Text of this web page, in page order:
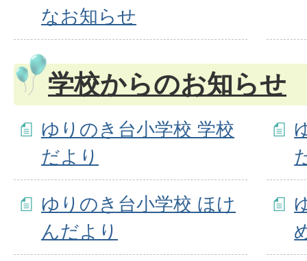
なお知らせ
学校からのお知らせ
ゆりのき台小学校 学校
だより
ゆりのき台小学校 ほけ
んだより